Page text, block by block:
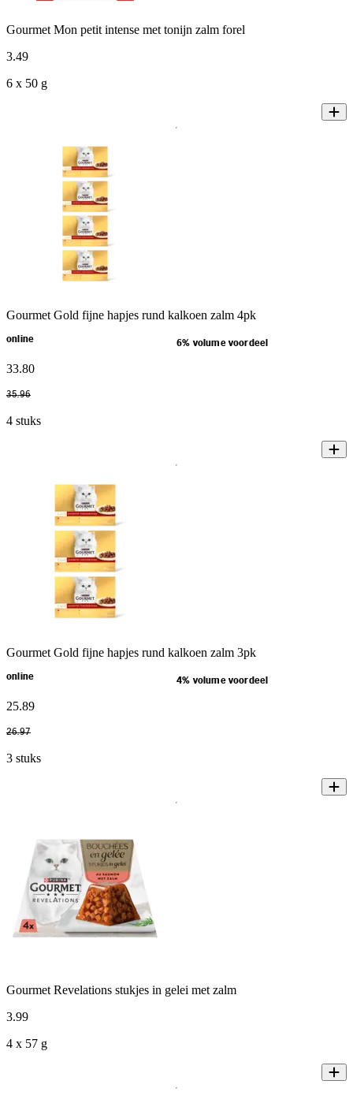
Gourmet Mon petit intense met tonijn zalm forel
3.49
6 x 50 g
Gourmet Gold fijne hapjes rund kalkoen zalm 4pk
online 6% volume voordeel
33.80
35.96
4 stuks
Gourmet Gold fijne hapjes rund kalkoen zalm 3pk
online 4% volume voordeel
25.89
26.97
3 stuks
Gourmet Revelations stukjes in gelei met zalm
3.99
4 x 57 g